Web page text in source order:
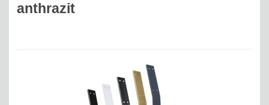
anthrazit